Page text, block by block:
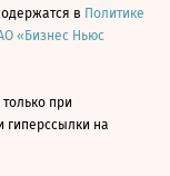
в Политике
«Бизнес Ньюс
при
гиперссылки на